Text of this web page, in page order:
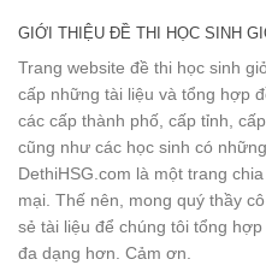
GIỚI THIỆU ĐỀ THI HỌC SINH
Trang website đề thi học sinh
cấp những tài liệu và tổng hợp
các cấp thành phố, cấp tỉnh,
cũng như các học sinh có
DethiHSG.com là một trang
mại. Thế nên, mong quý thầy
sẻ tài liệu để chúng tôi tổng
đa dạng hơn. Cảm ơn.